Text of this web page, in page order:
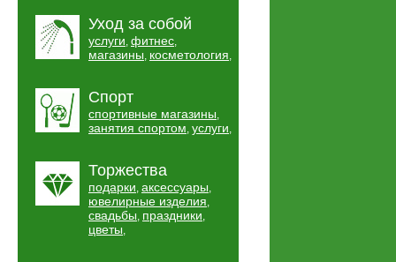
Уход за собой
услуги, фитнес,
магазины, косметология,
Спорт
спортивные магазины,
занятия спортом, услуги,
Торжества
подарки, аксессуары,
ювелирные изделия,
свадьбы, праздники,
цветы,